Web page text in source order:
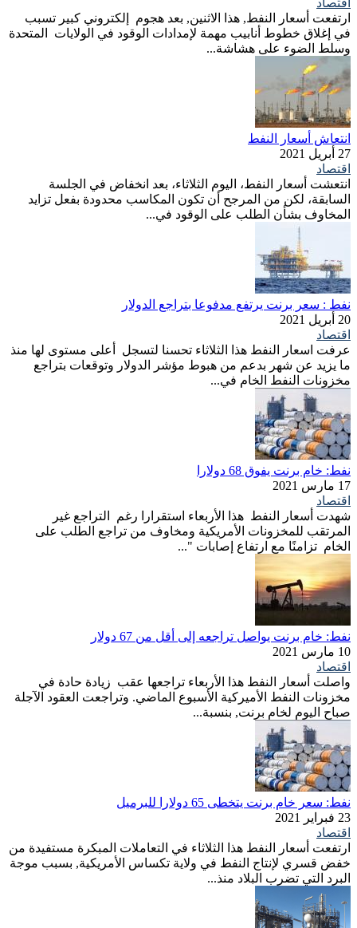
ارتفعت أسعار النفط, هذا الاثنين, بعد هجوم إلكتروني كبير تسبب
في إغلاق خطوط أنابيب مهمة لإمدادات الوقود في الولايات المتحدة
وسلط الضوء على هشاشة...
انتعاش أسعار النفط
27 أبريل 2021
اقتصاد
انتعشت أسعار النفط، اليوم الثلاثاء، بعد انخفاض في الجلسة
السابقة، لكن من المرجح أن تكون المكاسب محدودة بفعل تزايد
المخاوف بشأن الطلب على الوقود في...
نفط : سعر برنت يرتفع مدفوعا بتراجع الدولار
20 أبريل 2021
اقتصاد
عرفت اسعار النفط هذا الثلاثاء تحسنا لتسجل أعلى مستوى لها منذ
ما يزيد عن شهر بدعم من هبوط مؤشر الدولار وتوقعات بتراجع
مخزونات النفط الخام في...
نفط: خام برنت يفوق 68 دولارا
17 مارس 2021
اقتصاد
شهدت أسعار النفط هذا الأربعاء استقرارا رغم التراجع غير
المرتقب للمخزونات الأمريكية ومخاوف من تراجع الطلب على
الخام تزامنًا مع ارتفاع إصابات "...
نفط: خام برنت يواصل تراجعه إلى أقل من 67 دولار
10 مارس 2021
اقتصاد
واصلت أسعار النفط هذا الأربعاء تراجعها عقب زيادة حادة في
مخزونات النفط الأميركية الأسبوع الماضي. وتراجعت العقود الآجلة
صباح اليوم لخام برنت, بنسبة...
نفط: سعر خام برنت يتخطى 65 دولارا للبرميل
23 فبراير 2021
اقتصاد
ارتفعت أسعار النفط هذا الثلاثاء في التعاملات المبكرة مستفيدة من
خفض قسري لإنتاج النفط في ولاية تكساس الأمريكية, بسبب موجة
البرد التي تضرب البلاد منذ...